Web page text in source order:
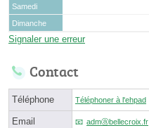
Samedi
Dimanche
Signaler une erreur
Contact
Téléphone Téléphoner à l'ehpad
Email admⓐbellecroix.fr